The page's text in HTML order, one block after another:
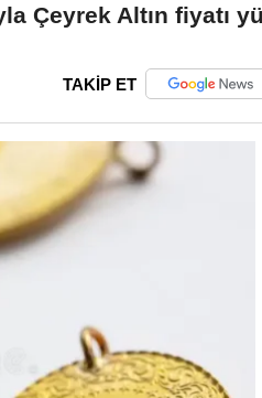
Çeyrek Altın fiyatı
TAKİP ET